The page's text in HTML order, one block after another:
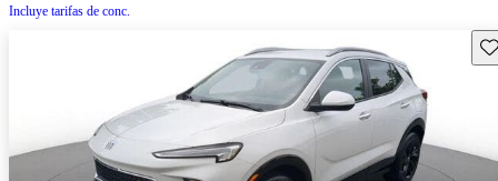
Incluye tarifas de conc.